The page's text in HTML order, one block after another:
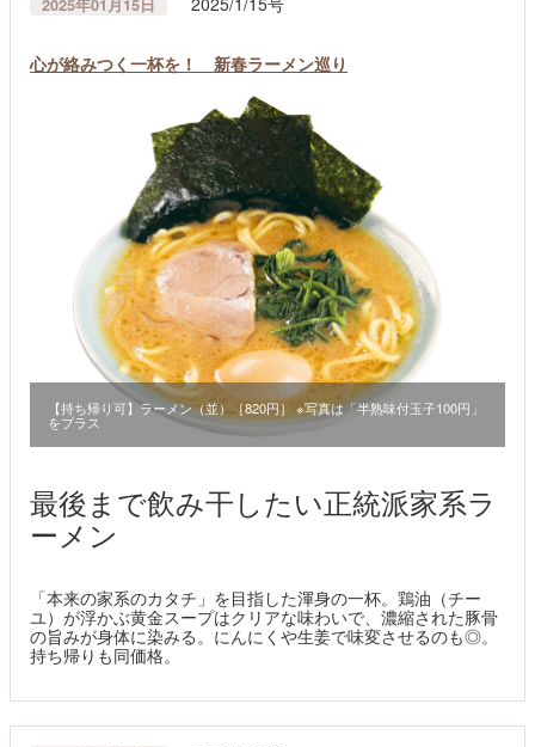
2025年01月15日
心が絡みつく一杯を！ 新春ラーメン巡り
【持ち帰り可】ラーメン（並）［820円］ ※写真は「半熟味付玉子100円」
をプラス
最後まで飲み干したい正統派家系ラ
ーメン
「本来の家系のカタチ」を目指した渾身の一杯。鶏油（チー
ユ）が浮かぶ黄金スープはクリアな味わいで、濃縮された豚骨
の旨みが身体に染みる。にんにくや生姜で味変させるのも◎。
持ち帰りも同価格。